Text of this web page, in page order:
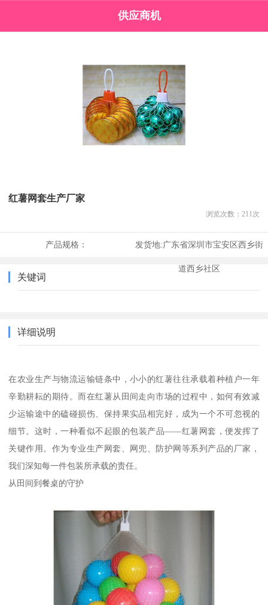
供应商机
红薯网套生产厂家
浏览次数： 211 次
产品规格： 发货地:广东省深圳市宝安区西乡街
道西乡社区
关键词
详细说明
在农业生产与物流运输链条中，小小的红薯往往承载着种植户一年
辛勤耕耘的期待。而在红薯从田间走向市场的过程中，如何有效减
少运输途中的磕碰损伤、保持果实品相完好，成为一个不可忽视的
细节。这时，一种看似不起眼的包装产品——红薯网套，便发挥了
关键作用。作为专业生产网套、网兜、防护网等系列产品的厂家，
我们深知每一件包装所承载的责任。
从田间到餐桌的守护